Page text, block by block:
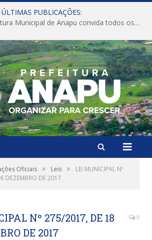
ÚLTIMAS PUBLICAÇÕES:
CONVITE A Prefeitura Municipal de Anapu convida todos os servidores públicos municipais para participarem da Audiência Pública de discussão da Lei de Diretrizes Orçamentárias (LDO), importante instrumento de planejamento das ações e investimentos da Administração Pública para o próximo exercício financeiro.
Oficiais » Leis »
LEI MUNICIPAL Nº
DEZEMBRO DE 2017
Nº 275/2017, DE 18
DE 2017
0